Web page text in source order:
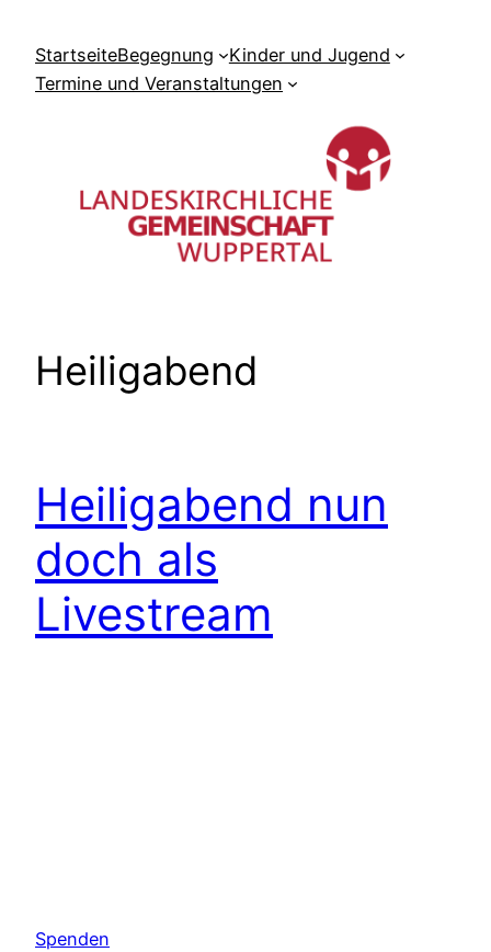
Inhalt
springen
StartseiteBegegnung
Kinder und Jugend
Termine und Veranstaltungen
Heiligabend
Heiligabend nun
doch als
Livestream
Spenden